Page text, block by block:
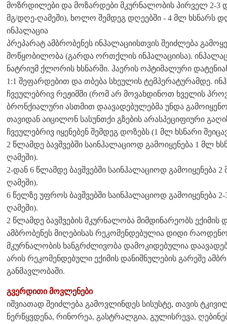
მოზრდილები და მოზარდები მკურნალობის პირველ 2-3
მგ/დღე-ღამეში), ხოლო შემდეგ დღეებში - 4 მლ ხსნარს
ინჰალაცია
პრეპარატ ამბრობენეს ინჰალაციისთვის შეიძლება
მოწყობილობა (გარდა ორთქლის ინჰალაციისა).
ნატრიუმ ქლორის ხსნარში. ჰაერის ოპტიმალური
1:1 შეფარდებით და თბება სხეულის ტემპერატურამდე.
ჩვეულებრივ რეჟიმში (რომ არ მოვახდინოთ ხველის
ბრონქიალური ასთმით დაავადებულებმა უნდა
თავიდან აიცილონ სასუნთქი გზების არასპეციფიური
ჩვეულებრივ იყენებენ შემდეგ დოზებს (1 მლ ხსნარი
2 წლამდე ბავშვებში საინჰალაციოდ გამოიყენება 1 მლ
ღამეში).
2-დან 6 წლამდე ბავშვებში საინჰალაციოდ გამოიყენება
ღამეში).
6 წელზე უფროს ბავშვებში საინჰალაციოდ გამოიყენება
ღამეში).
2 წლამდე ბავშვების მკურნალობა მიმდინარეობს ექიმის
ამბრობენეს მიღებისას რეკომენდებულია დიდი
მკურნალობის ხანგრძლივობა დამოკიდებულია
არის რეკომენდებული ექიმის დანიშნულების გარეშე
განმავლობაში.
გვერდითი მოვლენები
იშვიათად შეიძლება გამოვლინდეს სისუსტე, თავის
ნერწყვდენა, რინორეა, გასტრალგია, გულისრევა,